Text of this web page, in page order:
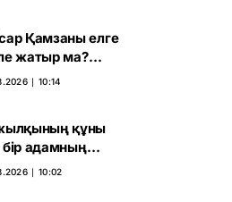
Қамзаны елге
жатыр ма?
Блогер
∣ 10:14
құны
адамның
апелляция 7
∣ 10:02